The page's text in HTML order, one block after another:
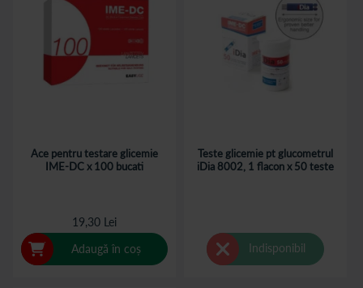
Ace pentru testare glicemie
IME-DC x 100 bucati
19,30 Lei
Adaugă în coș
Teste glicemie pt glucometrul
iDia 8002, 1 flacon x 50 teste
Indisponibil